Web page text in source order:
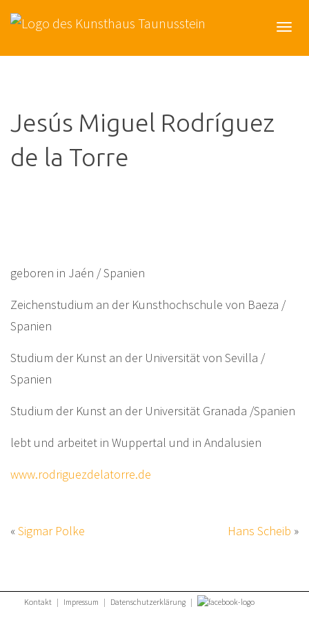
Jesús Miguel Rodríguez
de la Torre
geboren in Jaén / Spanien
Zeichenstudium an der Kunsthochschule von Baeza /
Spanien
Studium der Kunst an der Universität von Sevilla /
Spanien
Studium der Kunst an der Universität Granada /Spanien
lebt und arbeitet in Wuppertal und in Andalusien
www.rodriguezdelatorre.de
«Sigmar Polke Hans Scheib »
Kontakt | Impressum | Datenschutzerklärung |